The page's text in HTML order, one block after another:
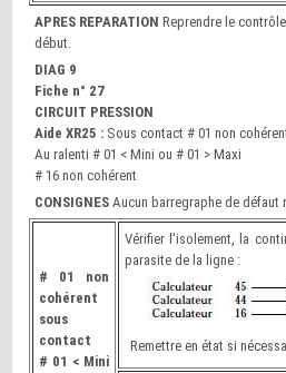
APRES REPARATIONReprendre le
début.
DIAG 9
Fiche n° 27
CIRCUIT PRESSION
Aide XR25 : Sous contact # 01 non
Au ralenti # 01 < Mini ou # 01 > Maxi
# 16 non cohérent
CONSIGNES Aucun barregraphe de défaut
# 01 non
cohérent
sous
contact
# 01 < Mini
Vérifier l’isolement, la
parasite de la ligne :
Remettre en état si